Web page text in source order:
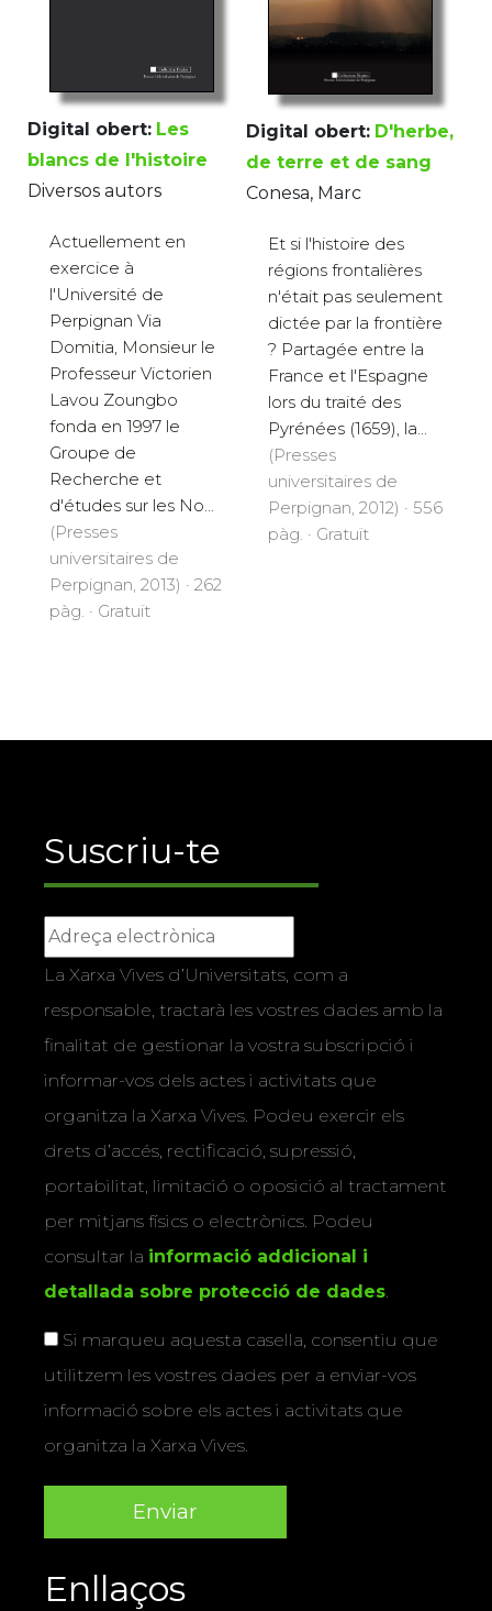
Digital obert: Les
blancs de l'histoire
Diversos autors
Actuellement en
exercice à
l'Université de
Perpignan Via
Domitia, Monsieur le
Professeur Victorien
Lavou Zoungbo
fonda en 1997 le
Groupe de
Recherche et
d'études sur les No...
(Presses
universitaires de
Perpignan, 2013) · 262
pàg. · Gratuït
Digital obert: D'herbe,
de terre et de sang
Conesa, Marc
Et si l'histoire des
régions frontalières
n'était pas seulement
dictée par la frontière
? Partagée entre la
France et l'Espagne
lors du traité des
Pyrénées (1659), la...
(Presses
universitaires de
Perpignan, 2012) · 556
pàg. · Gratuït
Suscriu-te
La Xarxa Vives d’Universitats, com a
responsable, tractarà les vostres dades amb la
finalitat de gestionar la vostra subscripció i
informar-vos dels actes i activitats que
organitza la Xarxa Vives. Podeu exercir els
drets d’accés, rectificació, supressió,
portabilitat, limitació o oposició al tractament
per mitjans físics o electrònics. Podeu
consultar la informació addicional i
detallada sobre protecció de dades
Si marqueu aquesta casella, consentiu que
utilitzem les vostres dades per a enviar-vos
informació sobre els actes i activitats que
organitza la Xarxa Vives.
Enllaços